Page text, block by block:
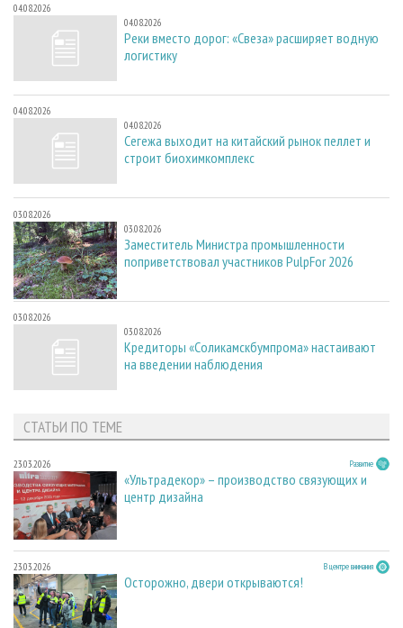
04.08.2026
04.08.2026
Реки вместо дорог: «Свеза» расширяет водную
логистику
04.08.2026
04.08.2026
Сегежа выходит на китайский рынок пеллет и
строит биохимкомплекс
03.08.2026
03.08.2026
Заместитель Министра промышленности
поприветствовал участников PulpFor 2026
03.08.2026
03.08.2026
Кредиторы «Соликамскбумпрома» настаивают
на введении наблюдения
СТАТЬИ ПО ТЕМЕ
23.03.2026 Развитие
«Ультрадекор» – производство связующих и
центр дизайна
23.03.2026 В центре внимания
Осторожно, двери открываются!